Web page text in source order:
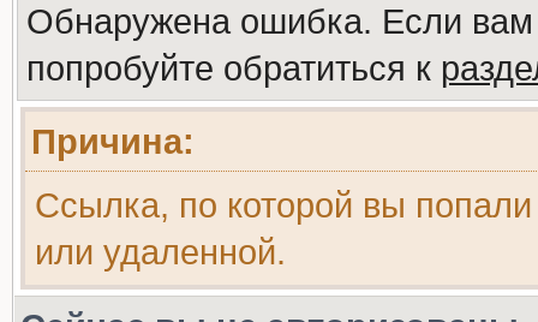
Обнаружена ошибка. Если
попробуйте обратиться к
Причина:
Ссылка, по которой вы
или удаленной.